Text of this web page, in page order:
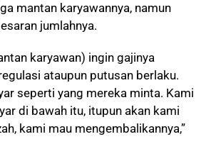
mantan karyawannya, namun
jumlahnya.
karyawan) ingin gajinya
ataupun putusan berlaku.
seperti yang mereka minta. Kami
di bawah itu, itupun akan kami
kami mau mengembalikannya,”